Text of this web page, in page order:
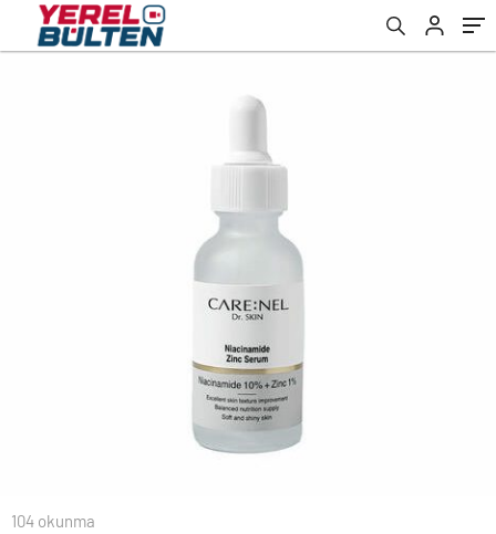
104 okunma